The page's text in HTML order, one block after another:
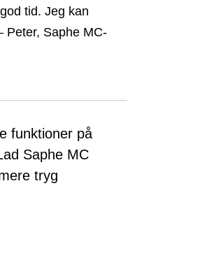
tid. Jeg kan
Peter, Saphe MC-
funktioner på
Saphe MC
tryg